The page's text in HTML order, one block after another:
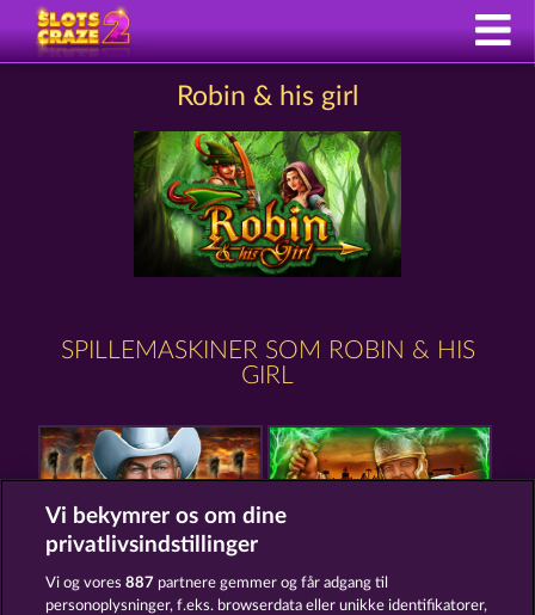
Robin & his girl
SPILLEMASKINER SOM ROBIN & HIS
GIRL
Vi bekymrer os om dine
privatlivsindstillinger
Vi og vores887 partnere gemmer og får adgang til
personoplysninger, f.eks. browserdata eller unikke identifikatorer,